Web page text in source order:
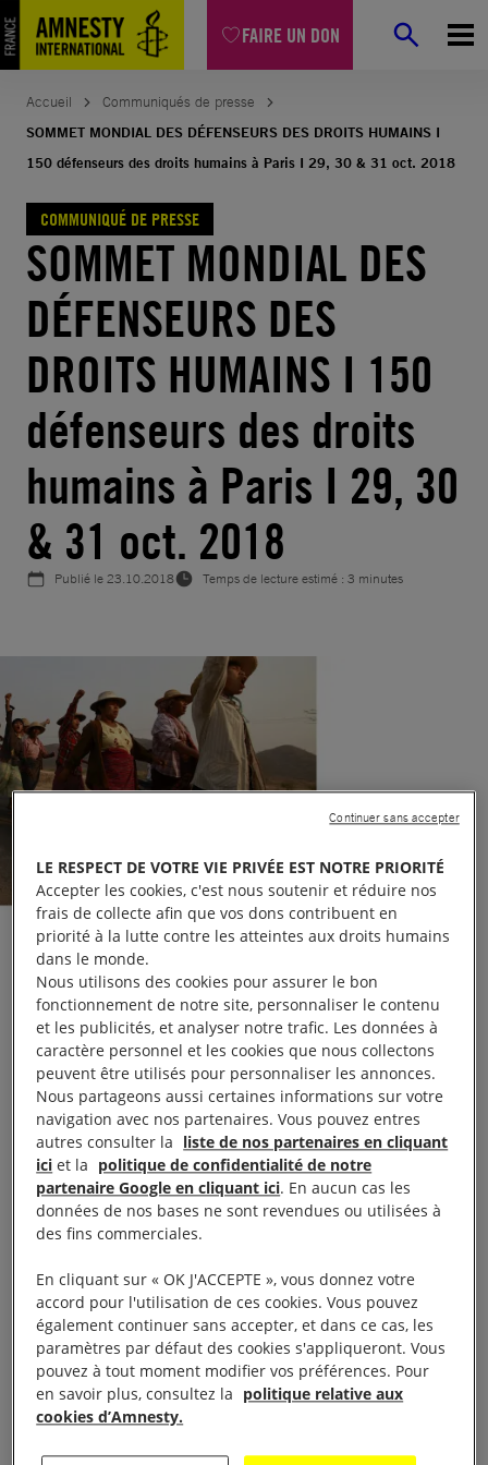
FAIRE UN DON
Aller
au
contenu
Accueil
Communiqués de presse
SOMMET MONDIAL DES DÉFENSEURS DES DROITS HUMAINS I
150 défenseurs des droits humains à Paris I 29, 30 & 31 oct. 2018
COMMUNIQUÉ DE PRESSE
SOMMET MONDIAL DES
DÉFENSEURS DES
DROITS HUMAINS I 150
défenseurs des droits
humains à Paris I 29, 30
& 31 oct. 2018
Publié le23.10.2018 Temps de lecture estimé : 3 minutes
Conférence de presse lundi 29 octobre à 12h30
Espace Niemeyer, 2 Place du Colonel Fabien,
75019 Paris
Accueil à partir de 12h – inscription obligatoire :
spresse@amnesty.fr/ 01 53 38 66 00 / 06 76 94
37 05
défenseurs des droits humains, huit organisations
(Amnesty International, AWID, la FIDH, Front Line
Defenders, ISHR, OMCT, ProtectDefenders.eu et
Reporters sans frontières) avec le soutien de plus de
trente-cinq organisations et réseaux de
LE RESPECT DE VOTRE VIE PRIVÉE EST NOTRE PRIORITÉ
Accepter les cookies, c'est nous soutenir et réduire nos
frais de collecte afin que vos dons contribuent en
priorité à la lutte contre les atteintes aux droits humains
dans le monde.
Nous utilisons des cookies pour assurer le bon
fonctionnement de notre site, personnaliser le contenu
et les publicités, et analyser notre trafic. Les données à
caractère personnel et les cookies que nous collectons
peuvent être utilisés pour personnaliser les annonces.
Nous partageons aussi certaines informations sur votre
navigation avec nos partenaires. Vous pouvez entres
autres consulter la liste de nos partenaires en cliquant
ici et la politique de confidentialité de notre
partenaire Google en cliquant ici. En aucun cas les
données de nos bases ne sont revendues ou utilisées à
des fins commerciales.
En cliquant sur « OK J'ACCEPTE », vous donnez votre
accord pour l'utilisation de ces cookies. Vous pouvez
également continuer sans accepter, et dans ce cas, les
paramètres par défaut des cookies s'appliqueront. Vous
pouvez à tout moment modifier vos préférences. Pour
en savoir plus, consultez la politique relative aux
cookies d’Amnesty.
Continuer sans accepter